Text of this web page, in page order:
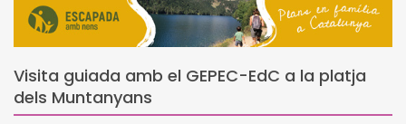
Visita guiada amb el GEPEC-EdC a la platja
dels Muntanyans